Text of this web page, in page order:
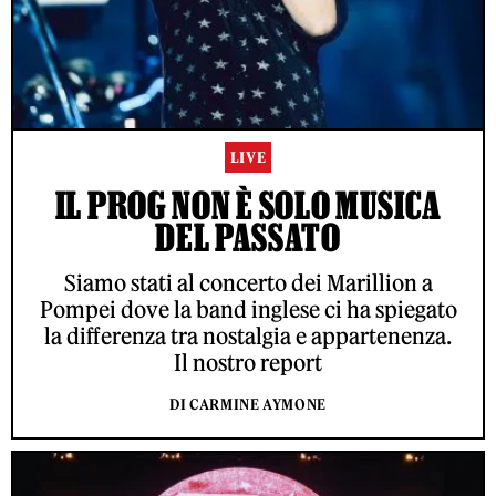
LIVE
IL PROG NON È SOLO MUSICA
DEL PASSATO
Siamo stati al concerto dei Marillion a
Pompei dove la band inglese ci ha spiegato
la differenza tra nostalgia e appartenenza.
Il nostro report
DI CARMINE AYMONE